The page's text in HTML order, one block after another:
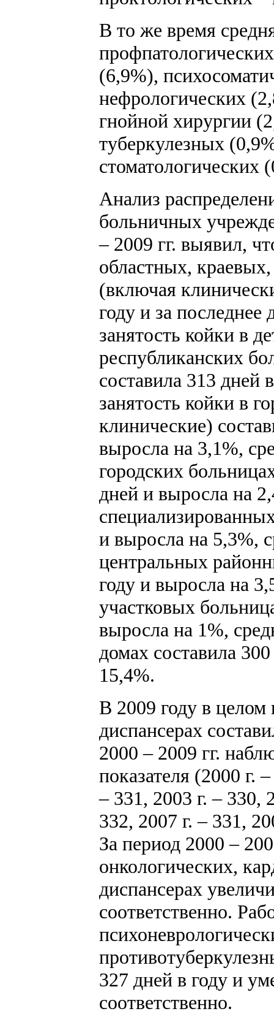
В то же время
(6,9%),
нефрологических
гнойной хирургии
туберкулезных
стоматологических
Анализ
больничных
– 2009 гг. выявил,
областных,
(включая
году и за последнее
занятость койки в
республиканских
составила 313 дней
занятость койки в
клинические)
выросла на 3,1%,
городских
дней и выросла на
и выросла на 5,3%,
центральных
году и выросла на
участковых
выросла на 1%,
домах составила
15,4%.
В 2009 году в целом
диспансерах
2000 – 2009 гг.
показателя (2000 г.
– 331, 2003 г. – 330,
332, 2007 г. – 331,
За период 2000 –
онкологических,
диспансерах
соответственно.
327 дней в году и
соответственно.